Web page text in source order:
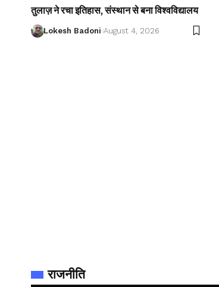
तुलाज़ ने रचा इतिहास, संस्थान से बना विश्वविद्यालय
Lokesh Badoni August 4, 2026
राजनीति